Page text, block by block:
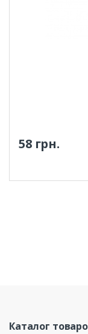
58 грн.
Каталог